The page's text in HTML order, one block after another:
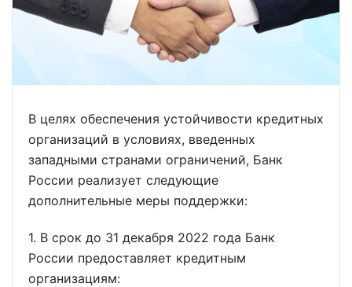
В целях обеспечения устойчивости кредитных
организаций в условиях, введенных
западными странами ограничений, Банк
России реализует следующие
дополнительные меры поддержки:
1. В срок до 31 декабря 2022 года Банк
России предоставляет кредитным
организациям: